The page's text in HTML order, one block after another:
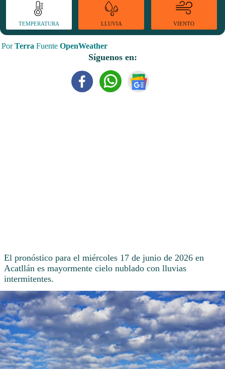
TEMPERATURA LLUVIA VIENTO
PorTerra Fuente OpenWeather
Síguenos en:
El pronóstico para el miércoles 17 de junio de 2026 en
Acatllán es mayormente cielo nublado con lluvias
intermitentes.